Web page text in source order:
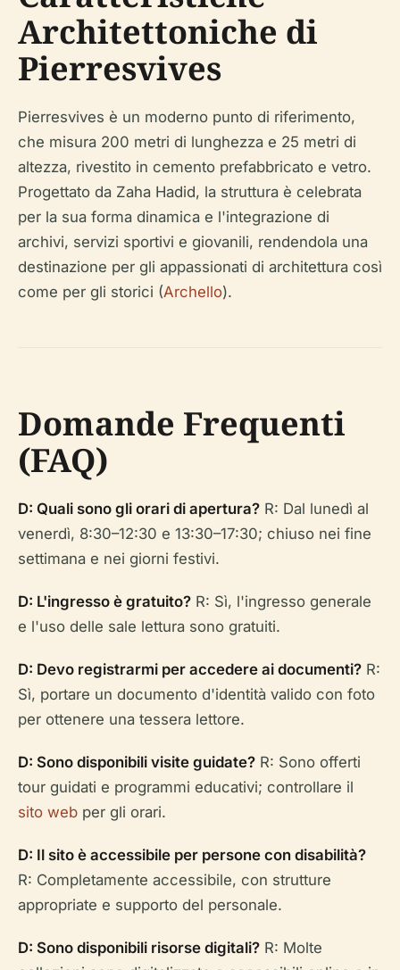
Architettoniche di
Pierresvives
Pierresvives è un moderno punto di riferimento,
che misura 200 metri di lunghezza e 25 metri di
altezza, rivestito in cemento prefabbricato e vetro.
Progettato da Zaha Hadid, la struttura è celebrata
per la sua forma dinamica e l'integrazione di
archivi, servizi sportivi e giovanili, rendendola una
destinazione per gli appassionati di architettura così
come per gli storici (Archello).
Domande Frequenti
(FAQ)
D: Quali sono gli orari di apertura? R: Dal lunedì al
venerdì, 8:30–12:30 e 13:30–17:30; chiuso nei fine
settimana e nei giorni festivi.
D: L'ingresso è gratuito? R: Sì, l'ingresso generale
e l'uso delle sale lettura sono gratuiti.
D: Devo registrarmi per accedere ai documenti? R:
Sì, portare un documento d'identità valido con foto
per ottenere una tessera lettore.
D: Sono disponibili visite guidate? R: Sono offerti
tour guidati e programmi educativi; controllare il
sito web per gli orari.
D: Il sito è accessibile per persone con disabilità?
R: Completamente accessibile, con strutture
appropriate e supporto del personale.
D: Sono disponibili risorse digitali? R: Molte